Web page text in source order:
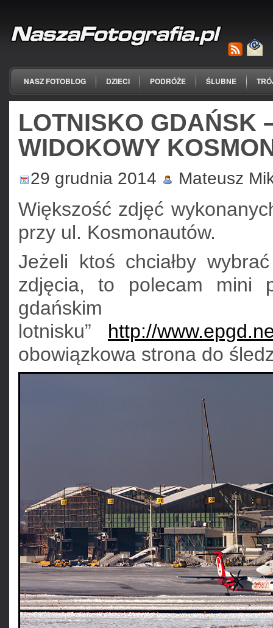
NASZ FOTOBLOG DZIECI PODRÓŻE ŚLUBNE
LOTNISKO GDAŃSK
WIDOKOWY
29 grudnia 2014 Mateusz
Większość zdjęć
przy ul. Kosmonautów.
Jeżeli ktoś chciałby
zdjęcia, to polecam mini
gdańskim
lotnisku” http://
obowiązkowa strona do